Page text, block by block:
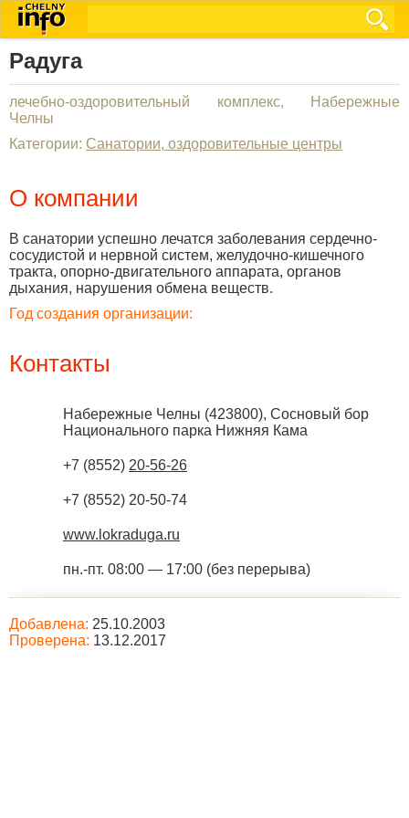
Радуга
лечебно-оздоровительный комплекс, Набережные
Челны
Категории: Санатории, оздоровительные центры
О компании
В санатории успешно лечатся заболевания сердечно-
сосудистой и нервной систем, желудочно-кишечного
тракта, опорно-двигательного аппарата, органов
дыхания, нарушения обмена веществ.
Год создания организации:
Контакты
Набережные Челны (423800), Сосновый бор
Национального парка Нижняя Кама
+7 (8552) 20-56-26
+7 (8552) 20-50-74
www.lokraduga.ru
пн.-пт. 08:00 — 17:00 (без перерыва)
Добавлена: 25.10.2003
Проверена: 13.12.2017